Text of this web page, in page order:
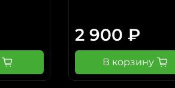
2 900 ₽
В корзину